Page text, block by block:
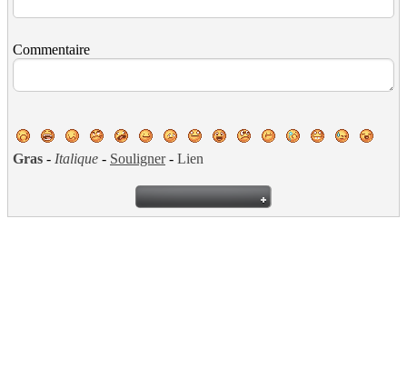
Commentaire
Gras - Italique - Souligner- Lien